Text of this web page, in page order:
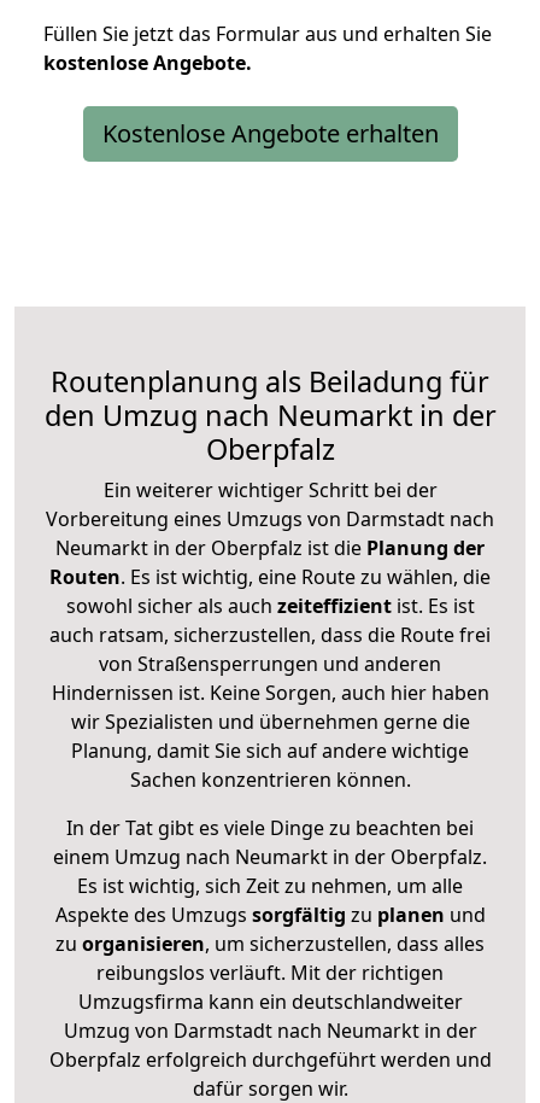
Füllen Sie jetzt das Formular aus und erhalten Sie
kostenloseAngebote.
Kostenlose Angebote erhalten
Routenplanung als Beiladung für
den Umzug nach Neumarkt in der
Oberpfalz
Ein weiterer wichtiger Schritt bei der
Vorbereitung eines Umzugs von Darmstadt nach
Neumarkt in der Oberpfalz ist die Planung der
Routen. Es ist wichtig, eine Route zu wählen, die
sowohl sicher als auch zeiteffizientist. Es ist
auch ratsam, sicherzustellen, dass die Route frei
von Straßensperrungen und anderen
Hindernissen ist. Keine Sorgen, auch hier haben
wir Spezialisten und übernehmen gerne die
Planung, damit Sie sich auf andere wichtige
Sachen konzentrieren können.
In der Tat gibt es viele Dinge zu beachten bei
einem Umzug nach Neumarkt in der Oberpfalz.
Es ist wichtig, sich Zeit zu nehmen, um alle
Aspekte des Umzugs sorgfältig zu planen und
zu organisieren, um sicherzustellen, dass alles
reibungslos verläuft. Mit der richtigen
Umzugsfirma kann ein deutschlandweiter
Umzug von Darmstadt nach Neumarkt in der
Oberpfalz erfolgreich durchgeführt werden und
dafür sorgen wir.